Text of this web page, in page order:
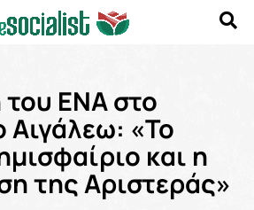
ΕΝΑ στο
Αιγάλεω: «Το
και η
της Αριστεράς»